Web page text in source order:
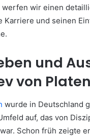
werfen wir einen
Karriere und seinen
und
von Platen
wurde in Deutschland
auf, das von
Schon früh zeigte